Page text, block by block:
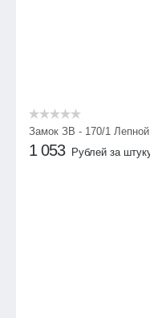
Замок ЗВ - 170/1
1 053 Рублей за